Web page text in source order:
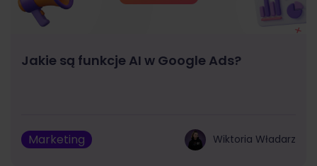
Jakie są funkcje AI w Google Ads?
Marketing Wiktoria Władarz